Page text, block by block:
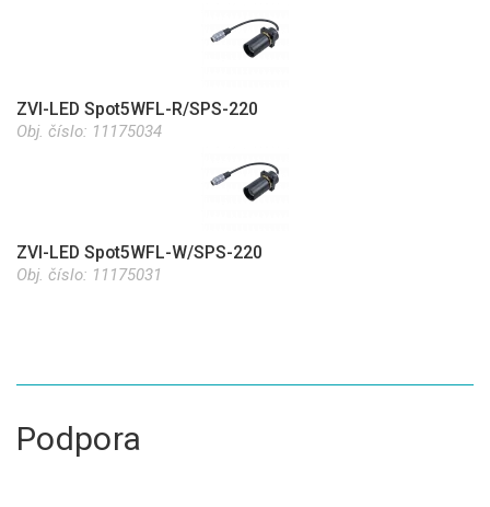
ZVI-LED Spot5WFL-R/SPS-220
Obj. číslo: 11175034
ZVI-LED Spot5WFL-W/SPS-220
Obj. číslo: 11175031
Podpora